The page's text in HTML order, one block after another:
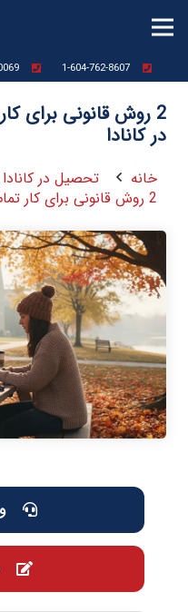
1-604-762-8607
2 روش قانونی برای
در کانادا
خانه
تحصیل در کانادا
2 روش قانونی برای کار تمام وقت حین تحصیل در کانادا